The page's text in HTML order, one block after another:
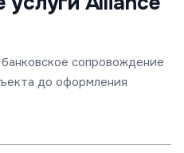
сопровождение
до оформления